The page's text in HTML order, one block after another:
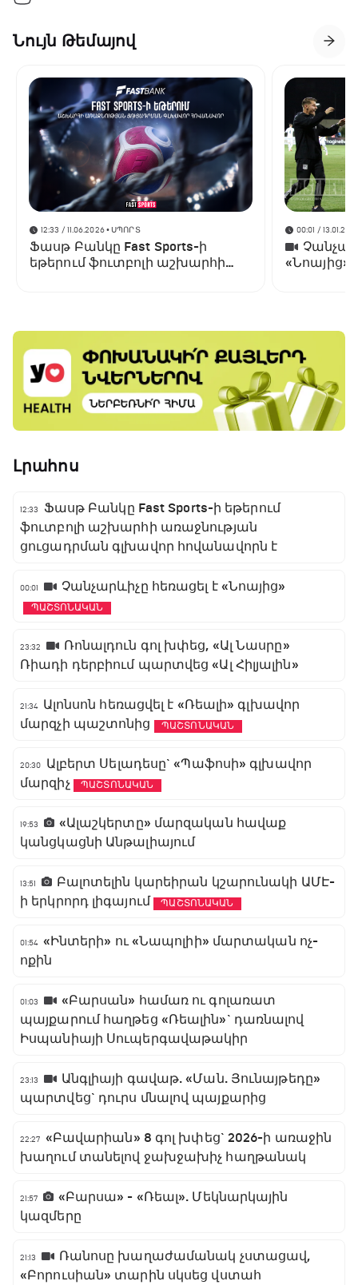
Նույն Թեմայով
12:33 / 11.06.2026• ՍՊՈՐՏ
Ֆասթ Բանկը Fast Sports-ի
եթերում ֆուտբոլի աշխարհի
00:01 /
«Նոայից»
Լրահոս
12:33
Ֆասթ Բանկը Fast Sports-ի եթերում
ֆուտբոլի աշխարհի առաջնության
ցուցադրման գլխավոր հովանավորն է
00:01 Չանչարևիչը հեռացել է «Նոայից»
ՊԱՇՏՈՆԱԿԱՆ
23:32
Ռոնալդուն գոլ խփեց, «Ալ Նասրը»
Ռիադի դերբիում պարտվեց «Ալ Հիլյալին»
21:34 Ալոնսոն հեռացվել է «Ռեալի» գլխավոր
մարզչի պաշտոնից
ՊԱՇՏՈՆԱԿԱՆ
20:30
Ալբերտ Սելադեսը` «Պաֆոսի» գլխավոր
մարզիչ
ՊԱՇՏՈՆԱԿԱՆ
19:53
«Ալաշկերտը» մարզական հավաք
կանցկացնի Անթալիայում
13:51
Բալոտելին կարեիրան կշարունակի ԱՄԷ-
ի երկրորդ լիգայում
ՊԱՇՏՈՆԱԿԱՆ
01:54 «Ինտերի» ու «Նապոլիի» մարտական ոչ-
ոքին
01:03
«Բարսան» համառ ու գոլառատ
պայքարում հաղթեց «Ռեալին»` դառնալով
Իսպանիայի Սուպերգավաթակիր
23:13
Անգլիայի գավաթ. «Ման. Յունայթեդը»
պարտվեց` դուրս մնալով պայքարից
22:27 «Բավարիան» 8 գոլ խփեց` 2026-ի առաջին
խաղում տանելով ջախջախիչ հաղթանակ
21:57
«Բարսա» - «Ռեալ». Մեկնարկային
կազմերը
21:13
Ռանոսը խաղաժամանակ չստացավ,
«Բորուսիան» տարին սկսեց վստահ